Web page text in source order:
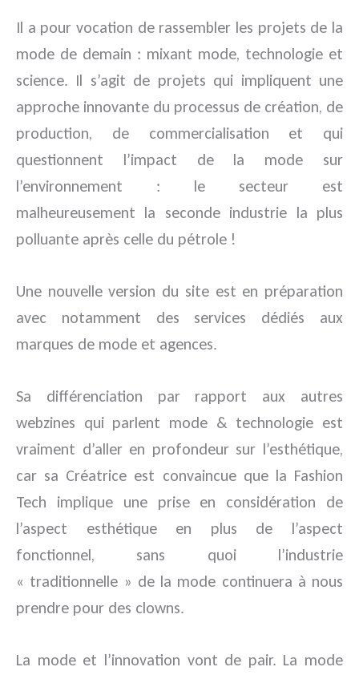
Il a pour vocation de rassembler les projets de la
mode de demain : mixant mode, technologie et
science. Il s’agit de projets qui impliquent une
approche innovante du processus de création, de
production, de commercialisation et qui
questionnent l’impact de la mode sur
l’environnement : le secteur est
malheureusement la seconde industrie la plus
polluante après celle du pétrole !
Une nouvelle version du site est en préparation
avec notamment des services dédiés aux
marques de mode et agences.
Sa différenciation par rapport aux autres
webzines qui parlent mode & technologie est
vraiment d’aller en profondeur sur l’esthétique,
car sa Créatrice est convaincue que la Fashion
Tech implique une prise en considération de
l’aspect esthétique en plus de l’aspect
fonctionnel, sans quoi l’industrie
« traditionnelle » de la mode continuera à nous
prendre pour des clowns.
La mode et l’innovation vont de pair. La mode